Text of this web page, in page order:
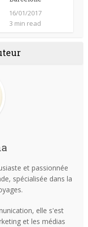
16/01/2017
3 min read
et passionnée
spécialisée dans la
elle s'est
et les médias